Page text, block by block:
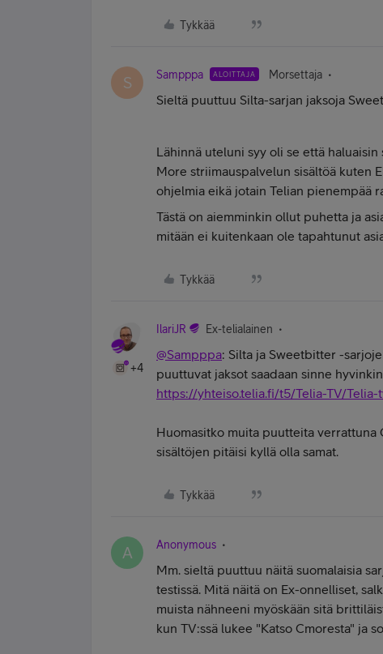
Tykkää
S Sampppa ALOITTAJA Morsettaja
Sieltä puuttuu Silta-sarjan jaksoja
Lähinnä uteluni syy oli se että
More striimauspalvelun sisältöä kuten
ohjelmia eikä jotain Telian pienempää
Tästä on aiemminkin ollut puhetta ja
mitään ei kuitenkaan ole tapahtunut
Tykkää
+4
IlariJR Ex-telialainen
@Sampppa: Silta ja Sweetbitter -
puuttuvat jaksot saadaan sinne
https://yhteiso.telia.fi/t5/Telia-TV/
Huomasitko muita puutteita verrattuna
sisältöjen pitäisi kyllä olla samat.
Tykkää
A Anonymous
Mm. sieltä puuttuu näitä suomalaisia
testissä. Mitä näitä on Ex-onnelliset,
muista nähneeni myöskään sitä
kun TV:ssä lukee "Katso Cmoresta" ja